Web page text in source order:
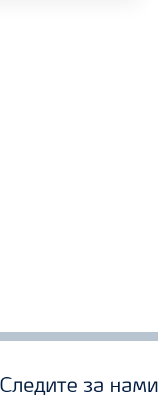
Следите за нами